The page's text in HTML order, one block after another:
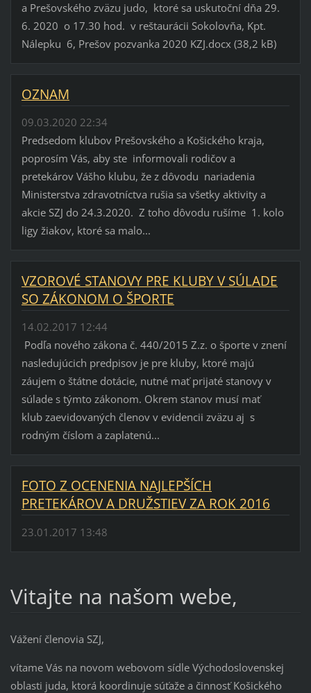
a Prešovského zväzu judo, ktoré sa uskutoční dňa 29.
6. 2020 o 17.30 hod. v reštaurácii Sokolovňa, Kpt.
Nálepku 6, Prešov pozvanka 2020 KZJ.docx (38,2 kB)
OZNAM
09.03.2020 22:34
Predsedom klubov Prešovského a Košického kraja,
poprosím Vás, aby ste informovali rodičov a
pretekárov Vášho klubu, že z dôvodu nariadenia
Ministerstva zdravotníctva rušia sa všetky aktivity a
akcie SZJ do 24.3.2020. Z toho dôvodu rušíme 1. kolo
ligy žiakov, ktoré sa malo...
VZOROVÉ STANOVY PRE KLUBY V SÚLADE
SO ZÁKONOM O ŠPORTE
14.02.2017 12:44
Podľa nového zákona č. 440/2015 Z.z. o športe v znení
nasledujúcich predpisov je pre kluby, ktoré majú
záujem o štátne dotácie, nutné mať prijaté stanovy v
súlade s týmto zákonom. Okrem stanov musí mať
klub zaevidovaných členov v evidencii zväzu aj s
rodným číslom a zaplatenú...
FOTO Z OCENENIA NAJLEPŠÍCH
PRETEKÁROV A DRUŽSTIEV ZA ROK 2016
23.01.2017 13:48
Vitajte na našom webe,
Vážení členovia SZJ,
vítame Vás na novom webovom sídle Východoslovenskej
oblasti juda, ktorá koordinuje súťaže a činnosť Košického